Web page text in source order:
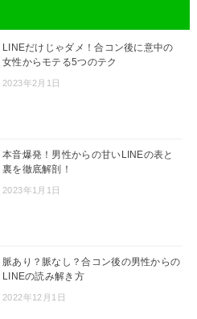
LINEだけじゃダメ！合コン後に意中の
女性からモテる5つのテク
2023年2月1日
本音爆発！男性からの甘いLINEの表と
裏を徹底解剖！
2023年1月1日
脈あり？脈なし？合コン後の男性からの
LINEの読み解き方
2022年12月1日